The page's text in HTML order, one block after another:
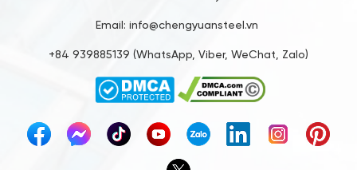
Email: info@chengyuansteel.vn
+84 939885139 (WhatsApp, Viber, WeChat, Zalo)